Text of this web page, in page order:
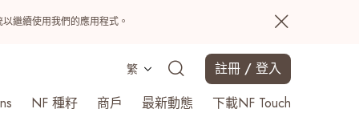
繼續使用我們的應用程式。
繁
註冊 / 登入
NF 種籽 商戶 最新動態 下載NF Touch